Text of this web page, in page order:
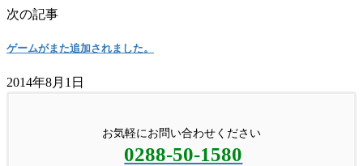
次の記事
ゲームがまた追加されました。
2014年8月1日
お気軽にお問い合わせください
0288-50-1580